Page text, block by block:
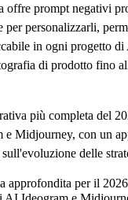
offre prompt negativi
per personalizzarli,
in ogni progetto di
di prodotto fino
più completa del
e Midjourney, con un
delle
approfondita per il